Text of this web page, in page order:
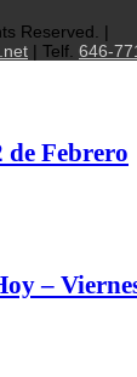
Reserved. |
| Telf. 646-
de Febrero
–